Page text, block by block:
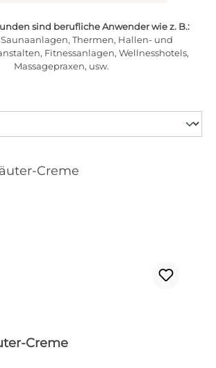
sind berufliche Anwender wie z. B.:
Thermen, Hallen- und
Fitnessanlagen, Wellnesshotels,
Massagepraxen, usw.
PRODUKTE FILTERN
Creme